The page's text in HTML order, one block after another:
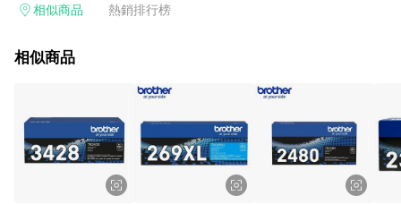
單，皆不在點數回饋範圍內。 3. 如購買以下類別商品，將無法獲
球嚴選、商城、專案商品、「草莓網」全館商品。 4. 如取消訂
回饋。 5. 點數回饋會扣除所有折扣優惠後之最終發票金額計算，
ETMall站內之折扣優惠(包含但不限於東森幣、樂透金、東森現金
券等)，不具點數回饋資格。詳細請依東森購物ETMall之結帳頁面
顯示為準。 7. LINE購物設有「單一商品最高回饋點數」機制(特
殊活動時開放「回饋無上限」)，以同一訂單中同一商品不論件數
計算，並依訂單成立時間當下LINE購物所設定的回饋機制為準。
相似商品 熱銷排行榜
相似商品